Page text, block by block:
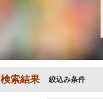
検索結果 絞込み条件